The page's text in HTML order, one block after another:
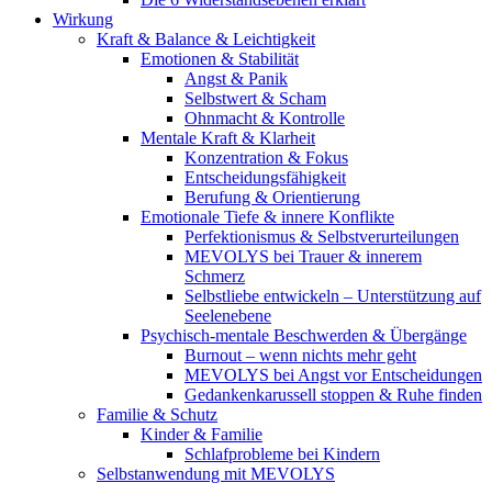
Wirkung
Kraft & Balance & Leichtigkeit
Emotionen & Stabilität
Angst & Panik
Selbstwert & Scham
Ohnmacht & Kontrolle
Mentale Kraft & Klarheit
Konzentration & Fokus
Entscheidungsfähigkeit
Berufung & Orientierung
Emotionale Tiefe & innere Konflikte
Perfektionismus & Selbstverurteilungen
MEVOLYS bei Trauer & innerem
Schmerz
Selbstliebe entwickeln – Unterstützung auf
Seelenebene
Psychisch-mentale Beschwerden & Übergänge
Burnout – wenn nichts mehr geht
MEVOLYS bei Angst vor Entscheidungen
Gedankenkarussell stoppen & Ruhe finden
Familie & Schutz
Kinder & Familie
Schlafprobleme bei Kindern
Selbstanwendung mit MEVOLYS